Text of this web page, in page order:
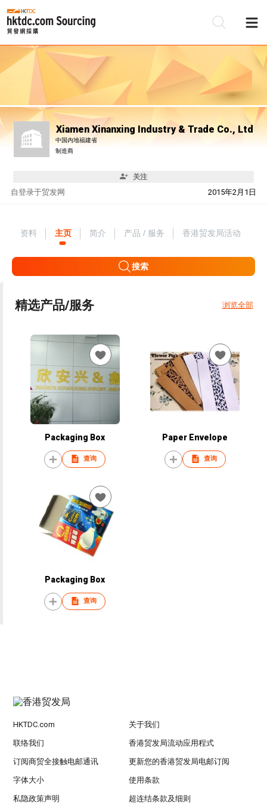
Xiamen Xinanxing Industry & Trade Co., Ltd
中国内地福建省
制造商
关注
自 2015年2月1日
登录于贸发网
资料 主页 简介 产品 / 服务 香港贸发局活动
搜索
精选产品/服务 浏览全部
Packaging Box
查询
Paper Envelope
查询
Packaging Box
查询
HKTDC.com 关于我们
联络我们 香港贸发局流动应用程式
订阅商贸全接触电邮通讯 更新您的香港贸发局电邮订阅
字体大小 使用条款
私隐政策声明 超连结条款及细则